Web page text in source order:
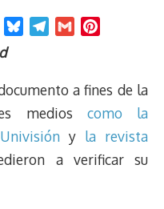
M
o
e
k
y
e
g
r
a
m
i
t
r
e
s
a fines de la
medios como la
y la revista
a verificar su